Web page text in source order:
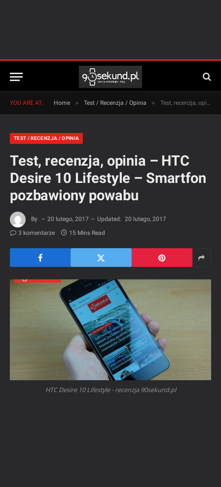
YOU ARE AT: Home » Test / Recenzja / Opinia » Test, recenzja, opinia – HTC Desire 10 Lifestyle – Smartfon pozbawiony powabu
TEST / RECENZJA / OPINIA
Test, recenzja, opinia – HTC
Desire 10 Lifestyle – Smartfon
pozbawiony powabu
By 20 lutego, 2017 Updated: 20 lutego, 2017
3 komentarze
15 Mins Read
HTC Desire 10 Lifestyle - recenzja 90sekund.pl